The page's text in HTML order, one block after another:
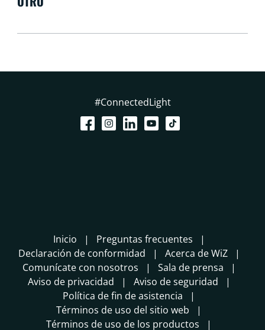
#ConnectedLight
Inicio
Preguntas frecuentes
Declaración de conformidad
Acerca de WiZ
Comunícate con nosotros
Sala de prensa
Aviso de privacidad
Aviso de seguridad
Política de fin de asistencia
Términos de uso del sitio web
Términos de uso de los productos